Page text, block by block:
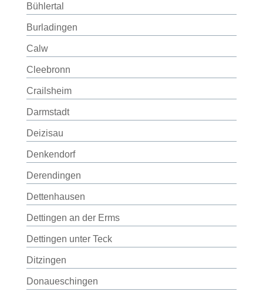
Bühlertal
Burladingen
Calw
Cleebronn
Crailsheim
Darmstadt
Deizisau
Denkendorf
Derendingen
Dettenhausen
Dettingen an der Erms
Dettingen unter Teck
Ditzingen
Donaueschingen